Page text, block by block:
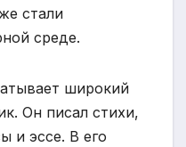
стали
среде.
широкий
Он писал стихи,
и эссе. В его